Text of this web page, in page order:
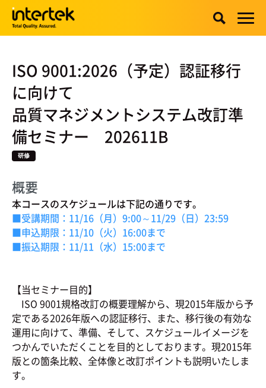
ISO 9001:2026（予定）認証移行
に向けて
品質マネジメントシステム改訂準
備セミナー 202611B
研修
概要
本コースのスケジュールは下記の通りです。
■受講期間：11/16（月）9:00～11/29（日）23:59
■申込期限：11/10（火）16:00まで
■振込期限：11/11（水）15:00まで
【当セミナー目的】
ISO 9001規格改訂の概要理解から、現2015年版から予
定である2026年版への認証移行、また、移行後の有効な
運用に向けて、準備、そして、スケジュールイメージを
つかんでいただくことを目的としております。現2015年
版との箇条比較、全体像と改訂ポイントも説明いたしま
す。